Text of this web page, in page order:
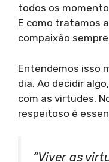
todos os
E como tratamos
compaixão
Entendemos isso
dia. Ao decidir
com as virtudes.
respeitoso é
“Viver as